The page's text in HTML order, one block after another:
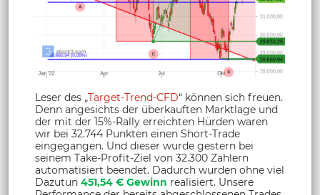
Leser des „Target-Trend-CFD“ können sich freuen.
Denn angesichts der überkauften Marktlage und
der mit der 15%-Rally erreichten Hürden waren
wir bei 32.744 Punkten einen Short-Trade
eingegangen. Und dieser wurde gestern bei
seinem Take-Profit-Ziel von 32.300 Zählern
automatisiert beendet. Dadurch wurden ohne viel
Dazutun 451,54 € Gewinn realisiert. Unsere